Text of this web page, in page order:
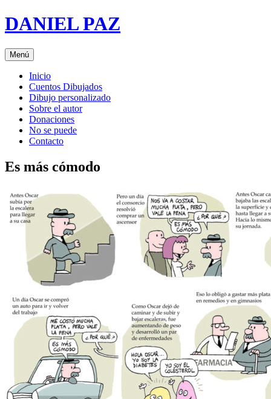
Saltar
al
DANIEL PAZ
Menú
Inicio
Cuentos Dibujados
Dibujo personalizado
Sobre el autor
Donaciones
No se puede
Contacto
Es más cómodo